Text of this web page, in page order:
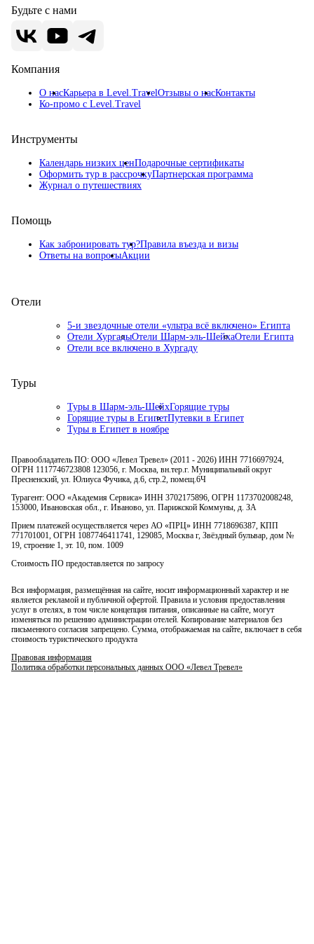
Будьте с нами
Компания
О насКарьера в Level.TravelОтзывы о насКонтакты
Ко-промо с Level.Travel
Инструменты
Календарь низких ценПодарочные сертификаты
Оформить тур в рассрочкуПартнерская программа
Журнал о путешествиях
Помощь
Как забронировать тур?Правила въезда и визы
Ответы на вопросыАкции
Отели
5-и звездочные отели «ультра всё включено» Египта
Отели ХургадыОтели Шарм-эль-ШейхаОтели Египта
Отели все включено в Хургаду
Туры
Туры в Шарм-эль-ШейхГорящие туры
Горящие туры в ЕгипетПутевки в Египет
Туры в Египет в ноябре
Правообладатель ПО: ООО «Левел Тревел» (2011 - 2026) ИНН 7716697924,
ОГРН 1117746723808 123056, г. Москва, вн.тер.г. Муниципальный округ
Пресненский, ул. Юлиуса Фучика, д.6, стр.2, помещ.6Ч
Турагент: ООО «Академия Сервиса» ИНН 3702175896, ОГРН 1173702008248,
153000, Ивановская обл., г. Иваново, ул. Парижской Коммуны, д. ЗА
Прием платежей осуществляется через АО «ПРЦ» ИНН 7718696387, КПП
771701001, ОГРН 1087746411741, 129085, Москва г, Звёздный бульвар, дом №
19, строение 1, эт. 10, пом. 1009
Стоимость ПО предоставляется по запросу
Вся информация, размещённая на сайте, носит информационный характер и не
является рекламой и публичной офертой. Правила и условия предоставления
услуг в отелях, в том числе концепция питания, описанные на сайте, могут
изменяться по решению администрации отелей. Копирование материалов без
письменного согласия запрещено. Сумма, отображаемая на сайте, включает в себя
стоимость туристического продукта
Правовая информация
Политика обработки персональных данных ООО «Левел Тревел»